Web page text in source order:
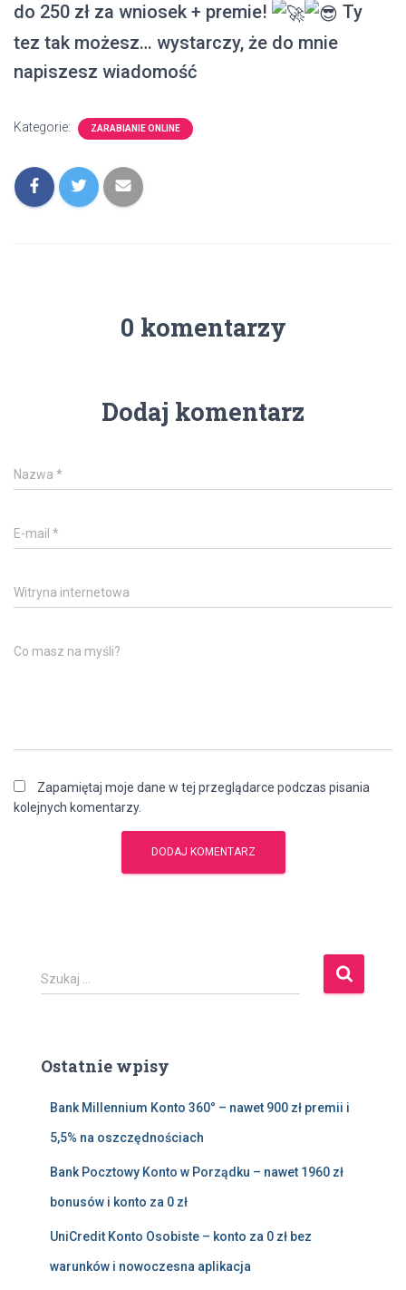
do 250 zł za wniosek + premie!
Ty
tez tak możesz… wystarczy, że do mnie
napiszesz wiadomość
Kategorie: ZARABIANIE ONLINE
0 komentarzy
Dodaj komentarz
Nazwa *
E-mail *
Witryna internetowa
Co masz na myśli?
Zapamiętaj moje dane w tej przeglądarce podczas pisania
kolejnych komentarzy.
S
z
j
Szukaj …
Ostatnie wpisy
Bank Millennium Konto 360° – nawet 900 zł premii i
5,5% na oszczędnościach
Bank Pocztowy Konto w Porządku – nawet 1960 zł
bonusów i konto za 0 zł
UniCredit Konto Osobiste – konto za 0 zł bez
warunków i nowoczesna aplikacja